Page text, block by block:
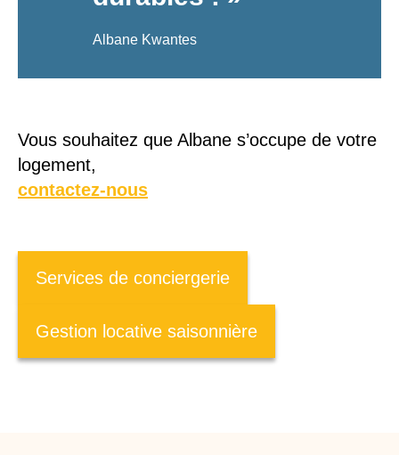
Albane Kwantes
Vous souhaitez que Albane s’occupe de votre
logement,
contactez-nous
Services de conciergerie
Gestion locative saisonnière